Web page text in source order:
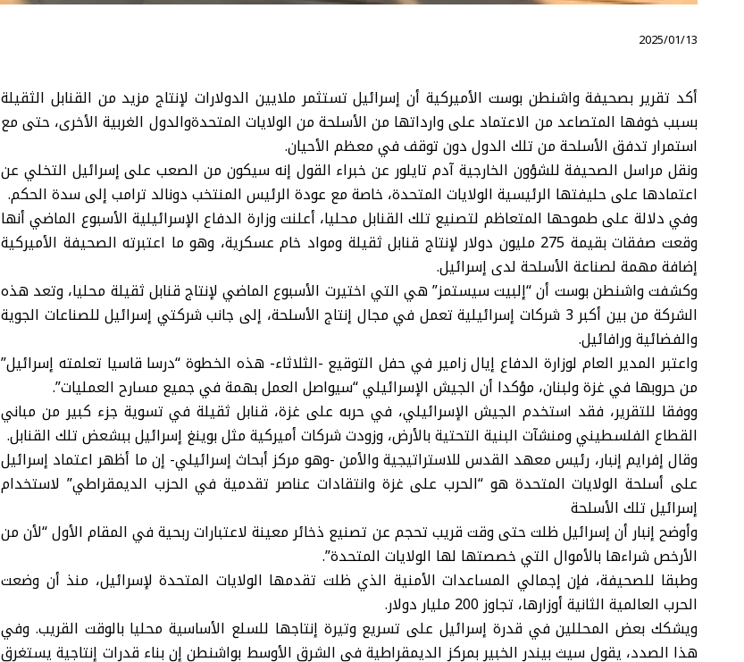
⠀ 2025/01/13
أكد تقرير بصحيفة واشنطن بوست الأميركية أن إسرائيل تستثمر ملايين الدولارات لإنتاج مزيد من القنابل الثقيلة
بسبب خوفها المتصاعد من الاعتماد على وارداتها من الأسلحة منالولايات المتحدةوالدول الغربية الأخرى، حتى مع
استمرار تدفق الأسلحة من تلك الدول دون توقف في معظم الأحيان.
ونقل مراسل الصحيفة للشؤون الخارجية آدم تايلور عن خبراء القول إنه سيكون من الصعب على إسرائيل التخلي عن
اعتمادها على حليفتها الرئيسية الولايات المتحدة، خاصة مع عودة الرئيس المنتخبدونالد ترامبإلى سدة الحكم.
وفي دلالة على طموحها المتعاظم لتصنيع تلك القنابل محليا، أعلنت وزارة الدفاع الإسرائيلية الأسبوع الماضي أنها
وقعت صفقات بقيمة 275 مليون دولار لإنتاج قنابل ثقيلة ومواد خام عسكرية، وهو ما اعتبرته الصحيفة الأميركية
إضافة مهمة لصناعة الأسلحة لدى إسرائيل.
وكشفت واشنطن بوست أن “إلبيت سيستمز” هي التي اختيرت الأسبوع الماضي لإنتاج قنابل ثقيلة محليا، وتعد هذه
الشركة من بين أكبر 3 شركات إسرائيلية تعمل في مجال إنتاج الأسلحة، إلى جانب شركتي إسرائيل للصناعات الجوية
والفضائية ورافائيل.
واعتبر المدير العام لوزارة الدفاع إيال زامير في حفل التوقيع -الثلاثاء- هذه الخطوة “درسا قاسيا تعلمته إسرائيل”
من حروبها فيغزةولبنان، مؤكدا أنالجيش الإسرائيلي“سيواصل العمل بهمة في جميع مسارح العمليات”.
ووفقا للتقرير، فقد استخدم الجيش الإسرائيلي، في حربه على غزة، قنابل ثقيلة في تسوية جزء كبير من مباني
القطاع الفلسطيني ومنشآت البنية التحتية بالأرض، وزودت شركات أميركية مثل بوينغ إسرائيل ببشعض تلك القنابل.
وقال إفرايم إنبار، رئيس معهد القدس للاستراتيجية والأمن -وهو مركز أبحاث إسرائيلي- إن ما أظهر اعتماد إسرائيل
على أسلحة الولايات المتحدة هو “الحرب على غزة وانتقادات عناصر تقدمية في الحزب الديمقراطي” لاستخدام
إسرائيل تلك الأسلحة
وأوضح إنبار أن إسرائيل ظلت حتى وقت قريب تحجم عن تصنيع ذخائر معينة لاعتبارات ربحية في المقام الأول “لأن من
الأرخص شراءها بالأموال التي خصصتها لها الولايات المتحدة”.
وطبقا للصحيفة، فإن إجمالي المساعدات الأمنية الذي ظلت تقدمها الولايات المتحدة لإسرائيل، منذ أن وضعت
الحرب العالمية الثانية أوزارها، تجاوز 200 مليار دولار.
ويشكك بعض المحللين في قدرة إسرائيل على تسريع وتيرة إنتاجها للسلع الأساسية محليا بالوقت القريب. وفي
هذا الصدد، يقول سيث بيندر الخبير بمركز الديمقراطية في الشرق الأوسط بواشنطن إن بناء قدرات إنتاجية يستغرق